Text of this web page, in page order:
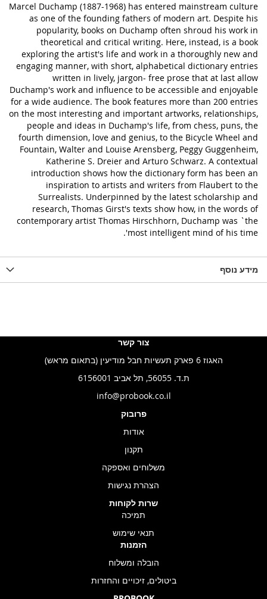
Marcel Duchamp (1887-1968) has entered mainstream culture
as one of the founding fathers of modern art. Despite his
popularity, books on Duchamp often shroud his work in
theoretical and critical writing. Here, instead, is a book
exploring the artist's life and work in a thoroughly new and
engaging manner, with short, alphabetical dictionary entries
written in lively, jargon- free prose that at last allow
Duchamp's work and influence to be accessible and enjoyable
for a wide audience. The book features more than 200 entries
on the most interesting and important artworks, relationships,
people and ideas in Duchamp's life, from chess, puns, the
fourth dimension, love and genius, to the Bicycle Wheel and
Fountain, Walter and Louise Arensberg, Peggy Guggenheim,
Katherine S. Dreier and Arturo Schwarz. A contextual
introduction shows how the dictionary form has been an
inspiration to artists and writers from Flaubert to the
Surrealists. Underpinned by the latest scholarship and
research, Thomas Girst's texts show how, in the words of
contemporary artist Thomas Hirschhorn, Duchamp was `the
most intelligent mind of his time'.
מידע נוסף
צור קשר
האגוז 6 פארק תעשיות חבל מודיעין (בתאום מראש)
ת.ד. 56055, תל אביב 6156001
info@probook.co.il
פרובוק
אודות
תקנון
משלוחים ואספקה
הצהרת נגישות
שרות לקוחות
תמיכה
תנאי שימוש
הזמנות
הובלה ומשלוח
ביטולים, זיכויים והחזרות